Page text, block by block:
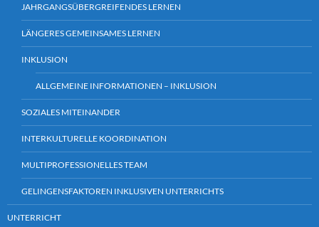
JAHRGANGSÜBERGREIFENDES LERNEN
LÄNGERES GEMEINSAMES LERNEN
INKLUSION
ALLGEMEINE INFORMATIONEN – INKLUSION
SOZIALES MITEINANDER
INTERKULTURELLE KOORDINATION
MULTIPROFESSIONELLES TEAM
GELINGENSFAKTOREN INKLUSIVEN UNTERRICHTS
UNTERRICHT